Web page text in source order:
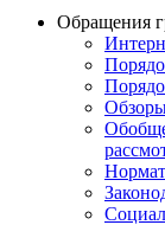
Обращения